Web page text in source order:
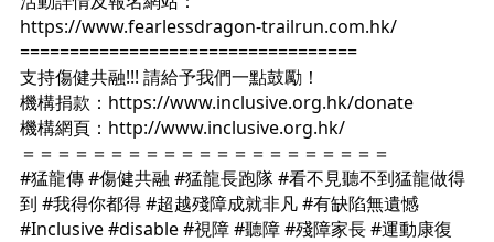
https://www.fearlessdragon-trailrun.com.hk/
==================================
支持傷健共融!!! 請給予我們一點鼓勵！
機構捐款： https://www.inclusive.org.hk/donate
機構網頁： http://www.inclusive.org.hk/
＝＝＝＝＝＝＝＝＝＝＝＝＝＝＝＝＝＝＝＝＝
#猛龍傳#傷健共融 #猛龍長跑隊#看不見聽不到猛龍做得
到 #我得你都得#超越殘障成就非凡#有缺陷無遺憾
#Inclusive#disable#視障#聽障#殘障家長#運動康復